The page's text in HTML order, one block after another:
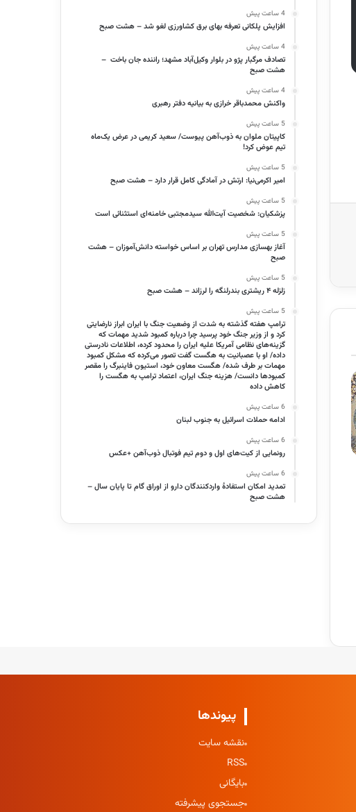
4 ساعت پیش
افزایش پلکانی تعرفه بهای برق کشاورزی لغو شد – هشت صبح
4 ساعت پیش
تصادف مرگبار پژو در بلوار وکیل‌آباد مشهد؛ راننده جان باخت –
هشت صبح
4 ساعت پیش
واکنش محمدباقر خرازی به بیانیه دفتر رهبری
5 ساعت پیش
کاپیتان ملوان به ذوب‌آهن پیوست/ سعید کریمی در عرض یک‌ماه
تیم عوض کرد!
5 ساعت پیش
امیر اکرمی‌نیا: ارتش در آمادگی کامل قرار دارد – هشت صبح
5 ساعت پیش
پزشکیان: شخصیت آیت‌الله سیدمجتبی خامنه‌ای استثنائی است
5 ساعت پیش
آغاز بهسازی مدارس تهران بر اساس خواسته دانش‌آموزان – هشت
صبح
5 ساعت پیش
زلزله ۴ ریشتری بندرلنگه را لرزاند – هشت صبح
5 ساعت پیش
ترامپ هفته گذشته به شدت از وضعیت جنگ با ایران ابراز نارضایتی
کرد و از وزیر جنگ خود پرسید چرا درباره کمبود شدید مهمات که
گزینه‌های نظامی آمریکا علیه ایران را محدود کرده، اطلاعات نادرستی
داده/ او با عصبانیت به هگست گفت تصور می‌کرده که مشکل کمبود
مهمات بر طرف شده/ هگست معاون خود، استیون فاینبرگ را مقصر
کمبود‌ها دانست/ هزینه جنگ ایران، اعتماد ترامپ به هگست را
کاهش داده
6 ساعت پیش
ادامه حملات اسرائیل به جنوب لبنان
6 ساعت پیش
رونمایی از کیت‌های اول و دوم تیم فوتبال ذوب‌آهن +عکس
6 ساعت پیش
تمدید امکان استفادۀ واردکنندگان دارو از اوراق گام تا پایان سال –
هشت صبح
پیوندها
نقشه سایت
RSS
بایگانی
جستجوی پیشرفته